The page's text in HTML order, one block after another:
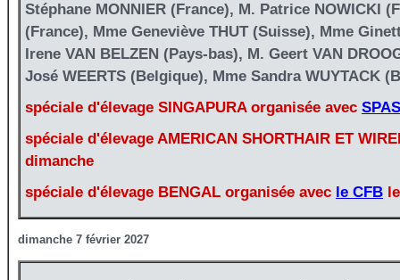
Stéphane MONNIER (France), M. Patrice NOWICKI
(France), Mme Geneviève THUT (Suisse), Mme
Irene VAN BELZEN (Pays-bas), M. Geert VAN
José WEERTS (Belgique), Mme Sandra WUYTACK
spéciale d'élevage SINGAPURA organisée avec SPAS
spéciale d'élevage AMERICAN SHORTHAIR ET
dimanche
spéciale d'élevage BENGAL organisée avec le CFB
dimanche 7 février 2027